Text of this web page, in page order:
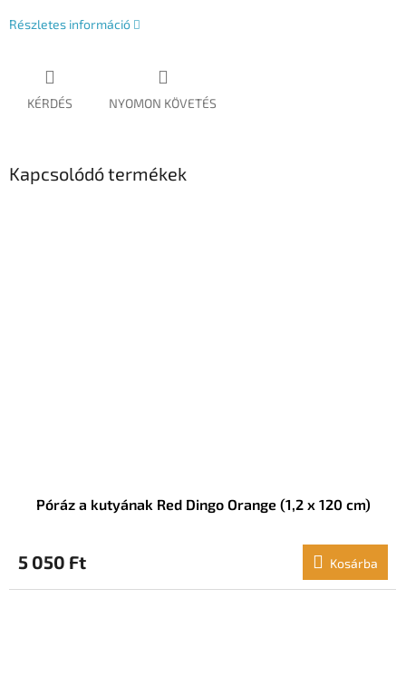
Részletes információ
KÉRDÉS NYOMON KÖVETÉS
Kapcsolódó termékek
Póráz a kutyának Red Dingo Orange (1,2 x 120 cm)
5 050 Ft Kosárba